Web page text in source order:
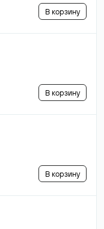
В корзину
В корзину
В корзину